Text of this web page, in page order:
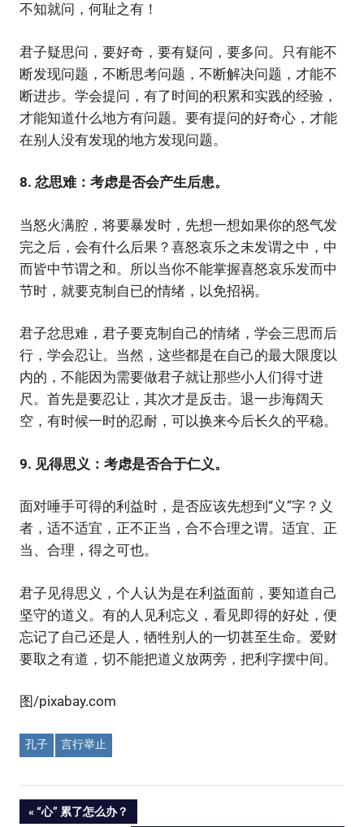
不知就问，何耻之有！
君子疑思问，要好奇，要有疑问，要多问。只有能不
断发现问题，不断思考问题，不断解决问题，才能不
断进步。学会提问，有了时间的积累和实践的经验，
才能知道什么地方有问题。要有提问的好奇心，才能
在别人没有发现的地方发现问题。
8. 忿思难：考虑是否会产生后患。
当怒火满腔，将要暴发时，先想一想如果你的怒气发
完之后，会有什么后果？喜怒哀乐之未发谓之中，中
而皆中节谓之和。所以当你不能掌握喜怒哀乐发而中
节时，就要克制自已的情绪，以免招祸。
君子忿思难，君子要克制自己的情绪，学会三思而后
行，学会忍让。当然，这些都是在自己的最大限度以
内的，不能因为需要做君子就让那些小人们得寸进
尺。首先是要忍让，其次才是反击。退一步海阔天
空，有时候一时的忍耐，可以换来今后长久的平稳。
9. 见得思义：考虑是否合于仁义。
面对唾手可得的利益时，是否应该先想到“义”字？义
者，适不适宜，正不正当，合不合理之谓。适宜、正
当、合理，得之可也。
君子见得思义，个人认为是在利益面前，要知道自己
坚守的道义。有的人见利忘义，看见即得的好处，便
忘记了自己还是人，牺牲别人的一切甚至生命。爱财
要取之有道，切不能把道义放两旁，把利字摆中间。
图/pixabay.com
孔子 言行举止
Post
PREVIOUS
“心” 累了怎么办？